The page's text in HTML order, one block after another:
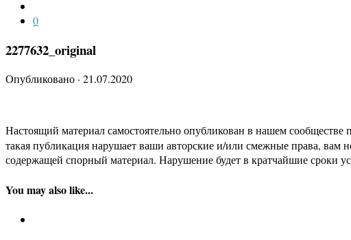
0
2277632_original
Опубликовано · 21.07.2020
Настоящий материал самостоятельно опубликован в нашем сообществе
такая публикация нарушает ваши авторские и/или смежные права,
содержащей спорный материал. Нарушение будет в кратчайшие сроки
You may also like...